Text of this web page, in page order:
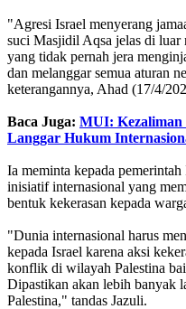
"Agresi Israel menyerang
suci Masjidil Aqsa jelas di luar
yang tidak pernah jera
dan melanggar semua aturan
keterangannya, Ahad (17/4/
Baca Juga: MUI: Kezaliman
Langgar Hukum
Ia meminta kepada
inisiatif internasional yang
bentuk kekerasan kepada
"Dunia internasional harus
kepada Israel karena aksi
konflik di wilayah Palestina
Dipastikan akan lebih banyak
Palestina," tandas Jazuli.